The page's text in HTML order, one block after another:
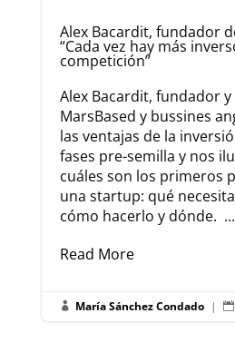
Alex Bacardit, fundador
“Cada vez hay más
competición”
Alex Bacardit, fundador y
MarsBased y bussines
las ventajas de la
fases pre-semilla y nos
cuáles son los primeros
una startup: qué
cómo hacerlo y dónde. ...
Read More
 María Sánchez Condado | 